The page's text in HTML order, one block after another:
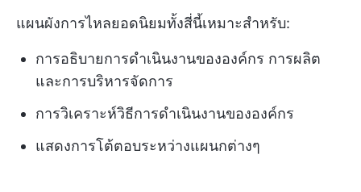
แผนผังการไหลยอดนิยมทั้งสี่นี้เหมาะสำหรับ:
การอธิบายการดำเนินงานขององค์กร การผลิต
และการบริหารจัดการ
การวิเคราะห์วิธีการดำเนินงานขององค์กร
แสดงการโต้ตอบระหว่างแผนกต่างๆ